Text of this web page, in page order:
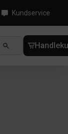
Kundservice
NYHETER